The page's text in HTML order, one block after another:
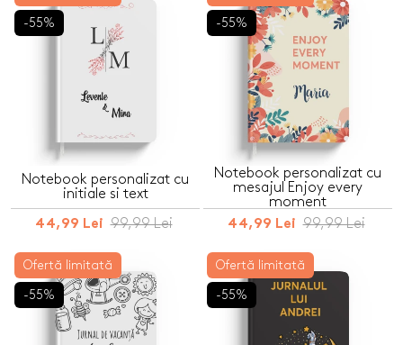
-55%
Notebook personalizat cu
initiale si text
44,99 Lei 99,99 Lei
-55%
Notebook personalizat cu
mesajul Enjoy every
moment
44,99 Lei 99,99 Lei
Ofertă limitată
-55%
Ofertă limitată
-55%